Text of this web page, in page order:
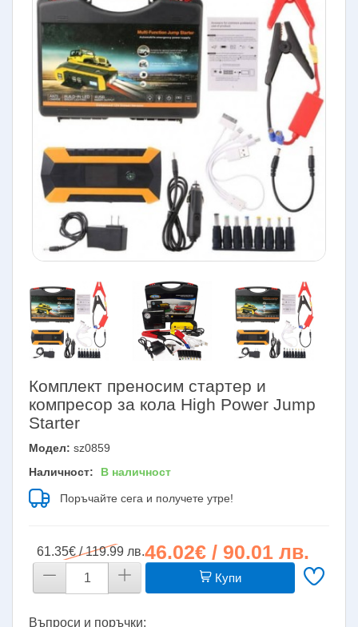
Комплект преносим стартер и
компресор за кола High Power Jump
Starter
Модел: sz0859
Наличност:
В наличност
Поръчайте сега и получете утре!
61.35€ / 119.99 лв.46.02€ / 90.01 лв.
Купи
Въпроси и поръчки: